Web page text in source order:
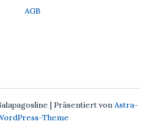
AGB
| Präsentiert vonAstra-
Theme